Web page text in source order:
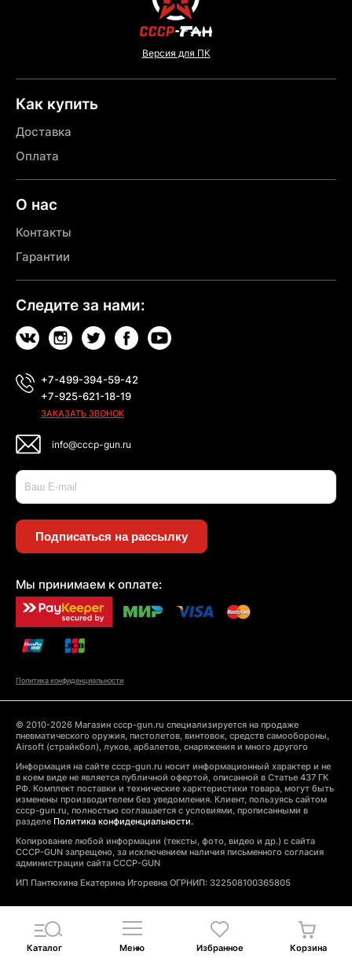
Версия для ПК
Как купить
Доставка
Оплата
О нас
Контакты
Гарантии
Следите за нами:
+7-499-394-59-42
+7-925-621-18-19
ЗАКАЗАТЬ ЗВОНОК
info@cccp-gun.ru
Подписаться на рассылку
Мы принимаем к оплате:
Политика конфиденциальности
© 2010-2026 Магазин cccp-gun.ru специализируется на продаже
пневматического оружия, пистолетов, винтовок, средств самообороны,
Airsoft (страйкбол), луков, арбалетов, снаряжения и много другого
Информация на сайте cccp-gun.ru носит информационный характер и не
в коем виде не является публичной офертой, описанной в Статье 437 ГК
РФ. Комплект поставки и технические харктеристики товара, могут быть
изменены производителем без уведомления. Клиент, пользуясь сайтом
cccp-gun.ru, полностью соглашается с условиями, прописанными в
разделе Политика конфиденциальности.
Копирование любой информации (тексты, фото, видео и др.) с сайта
CCCP-GUN запрещено, за исключением наличия письменного согласия
администрации сайта CCCP-GUN
ИП Пантюхина Екатерина Игоревна ОГРНИП: 322508100365805
Каталог Меню Избранное Корзина